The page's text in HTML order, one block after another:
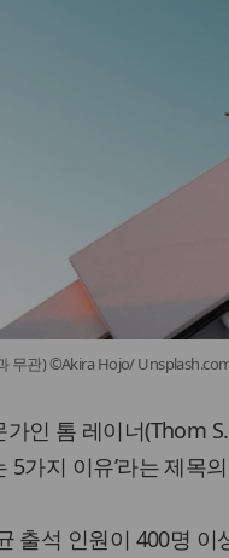
무관) ©Akira Hojo/
인 톰 레이너(Thom
5가지 이유’라는 제목
출석 인원이 400명